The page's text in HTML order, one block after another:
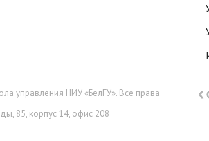
управления НИУ «БелГУ». Все права
85, корпус 14, офис 208